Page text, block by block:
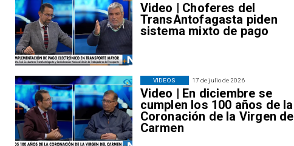
Video | Choferes del
TransAntofagasta piden
sistema mixto de pago
17 de julio de 2026
Video | En diciembre se
cumplen los 100 años de la
Coronación de la Virgen del
Carmen
VIDEOS